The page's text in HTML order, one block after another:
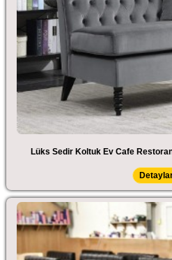
Lüks Sedir Koltuk Ev Cafe